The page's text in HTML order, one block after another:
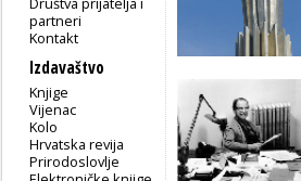
partneri
Kontakt
Izdavaštvo
Knjige
Vijenac
Kolo
Hrvatska revija
Prirodoslovlje